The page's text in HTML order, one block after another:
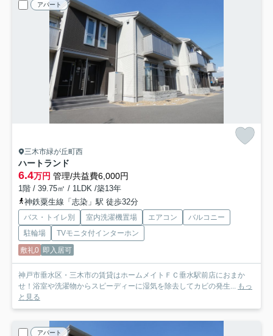
アパート
三木市緑が丘町西
ハートランド
6.4万円 管理/共益費6,000円
1階 / 39.75㎡ / 1LDK /築13年
神鉄粟生線「志染」駅 徒歩32分
バス・トイレ別 室内洗濯機置場 エアコン
バルコニー
駐輪場
TVモニタ付インターホン
敷礼0 即入居可
神戸市垂水区・三木市の賃貸はホームメイトＦＣ垂水駅前店におまか
せ！浴室や洗濯物からスピーディーに湿気を除去してカビの発生...
もっ
と見る
アパート